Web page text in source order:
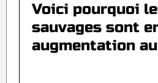
Voici pourquoi
sauvages sont
augmentation